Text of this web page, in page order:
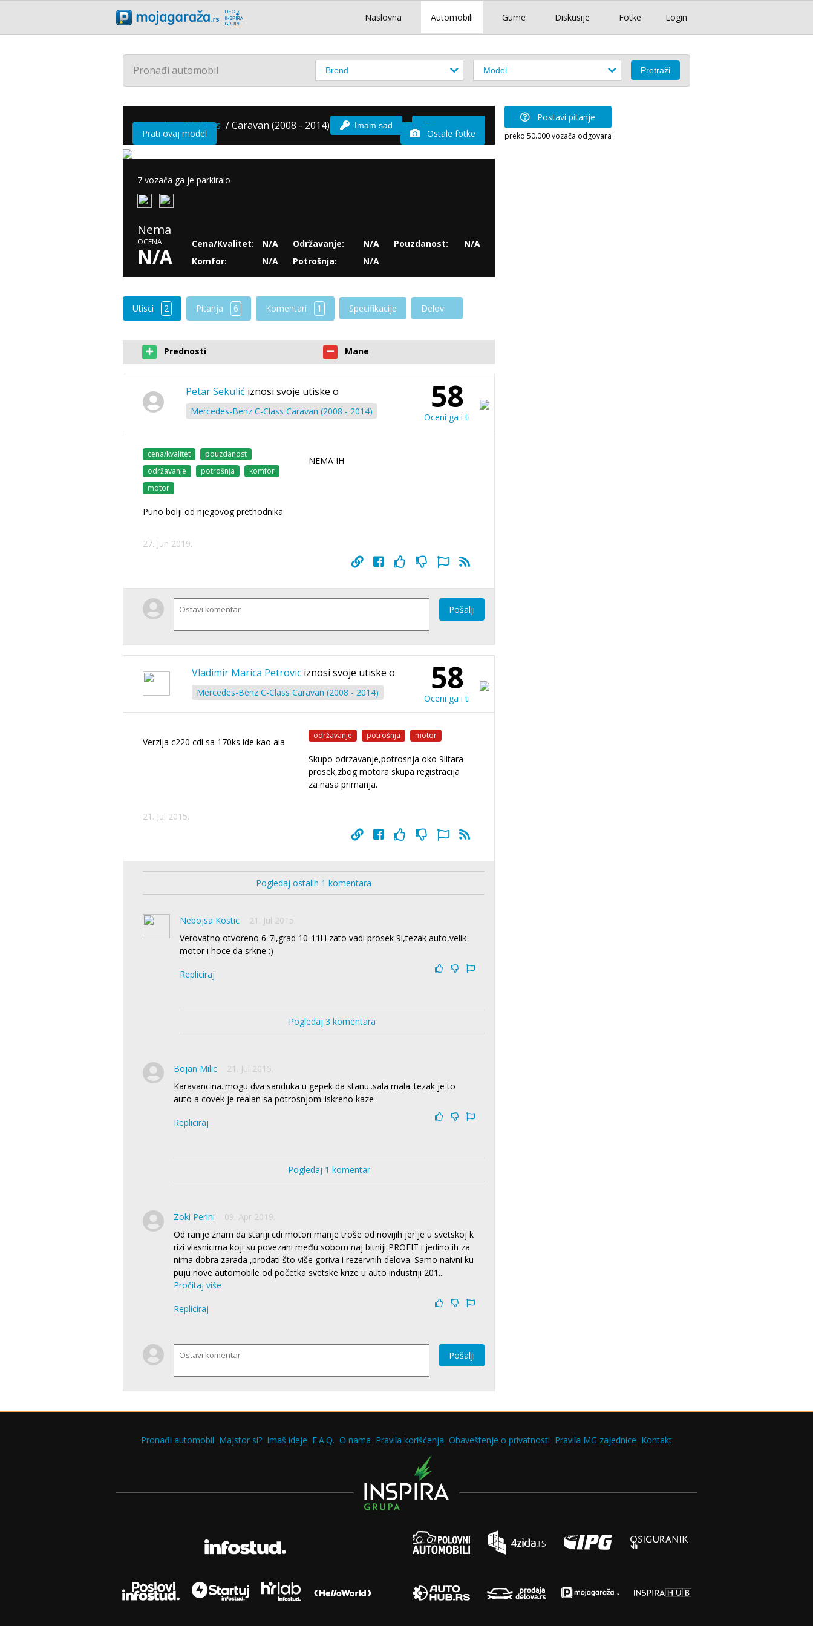
Login
Naslovna Automobili Gume Diskusije Fotke
Pronađi automobil
Mercedes /C-Class /Caravan (2008 - 2014) Imam sad
Prati ovaj model Ostale fotke
7 vozača ga je parkiralo
Nema
OCENA
N/A
Cena/Kvalitet:
N/A
Komfor:
N/A
Održavanje:
N/A
Potrošnja:
N/A
Pouzdanost: N/A
Utisci 2 Pitanja 6 Komentari 1 Specifikacije Delovi
Prednosti Mane
Petar Sekulić iznosi svoje utiske o
Mercedes-Benz C-Class Caravan (2008 - 2014) 58
Oceni ga i ti
cena/kvalitet
pouzdanost
održavanje
potrošnja
komfor
motor
Puno bolji od njegovog prethodnika
NEMA IH
27. Jun 2019.
Pošalji
Vladimir Marica Petrovic iznosi svoje utiske o
Mercedes-Benz C-Class Caravan (2008 - 2014) 58
Oceni ga i ti
Verzija c220 cdi sa 170ks ide kao ala
održavanje potrošnja motor
Skupo odrzavanje,potrosnja oko 9litara
prosek,zbog motora skupa registracija
za nasa primanja.
21. Jul 2015.
Pogledaj ostalih 1 komentara
Nebojsa Kostic
21. Jul 2015.
Verovatno otvoreno 6-7l,grad 10-11l i zato vadi prosek 9l,tezak auto,velik
motor i hoce da srkne :)
Repliciraj
Pogledaj 3 komentara
Bojan Milic
21. Jul 2015.
Karavancina..mogu dva sanduka u gepek da stanu..sala mala..tezak je to
auto a covek je realan sa potrosnjom..iskreno kaze
Repliciraj
Pogledaj 1 komentar
Zoki Perini
09. Apr 2019.
Od ranije znam da stariji cdi motori manje troše od novijih jer je u svetskoj k
rizi vlasnicima koji su povezani među sobom naj bitniji PROFIT i jedino ih za
nima dobra zarada ,prodati što više goriva i rezervnih delova. Samo naivni ku
puju nove automobile od početka svetske krize u auto industriji 201 ...
Pročitaj više
Repliciraj
Pošalji
Postavi pitanje
preko 50.000 vozača odgovara
Pronađi automobil Majstor si? Imaš ideje F.A.Q. O nama Pravila korišćenja Obaveštenje o privatnosti Pravila MG zajednice Kontakt